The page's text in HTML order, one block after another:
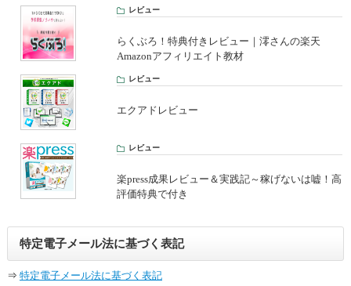
レビュー
らくぶろ！特典付きレビュー｜澪さんの楽天
Amazonアフィリエイト教材
レビュー
エクアドレビュー
レビュー
楽press成果レビュー＆実践記～稼げないは嘘！高
評価特典で付き
特定電子メール法に基づく表記
⇒ 特定電子メール法に基づく表記